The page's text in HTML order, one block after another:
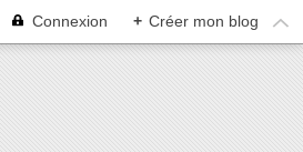
Connexion + Créer mon blog